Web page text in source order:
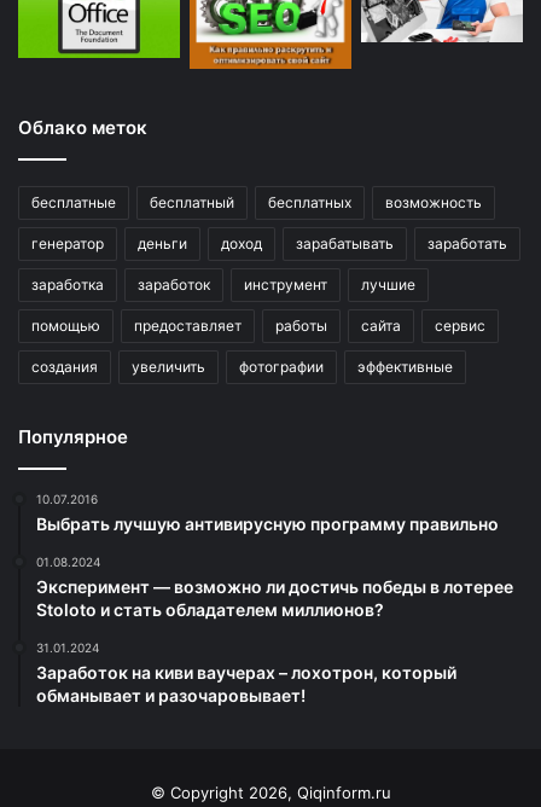
Облако меток
бесплатные бесплатный бесплатных возможность
генератор деньги доход зарабатывать заработать
заработка заработок инструмент лучшие
помощью предоставляет работы сайта сервис
создания увеличить фотографии эффективные
Популярное
10.07.2016
Выбрать лучшую антивирусную программу правильно
01.08.2024
Эксперимент — возможно ли достичь победы в лотерее
Stoloto и стать обладателем миллионов?
31.01.2024
Заработок на киви ваучерах – лохотрон, который
обманывает и разочаровывает!
© Copyright 2026, Qiqinform.ru